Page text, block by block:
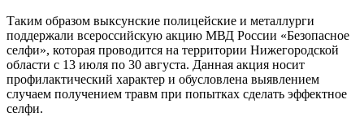
Таким образом выксунские полицейские и металлурги
поддержали всероссийскую акцию МВД России «Безопасное
селфи», которая проводится на территории Нижегородской
области с 13 июля по 30 августа. Данная акция носит
профилактический характер и обусловлена выявлением
случаем получением травм при попытках сделать эффектное
селфи.